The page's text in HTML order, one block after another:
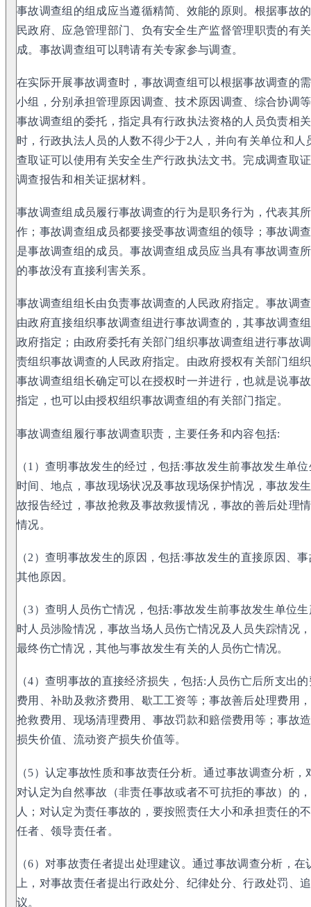
事故调查组的组成应当遵循精简、效能的原则。根据事故
民政府、应急管理部门、负有安全生产监督管理职责的有
成。事故调查组可以聘请有关专家参与调查。
在实际开展事故调查时，事故调查组可以根据事故调查的
小组，分别承担管理原因调查、技术原因调查、综合协调
事故调查组的委托，指定具有行政执法资格的人员负责相
时，行政执法人员的人数不得少于2人，并向有关单位和
查取证可以使用有关安全生产行政执法文书。完成调查取
调查报告和相关证据材料。
事故调查组成员履行事故调查的行为是职务行为，代表其
作；事故调查组成员都要接受事故调查组的领导；事故调
是事故调查组的成员。事故调查组成员应当具有事故调查
的事故没有直接利害关系。
事故调查组组长由负责事故调查的人民政府指定。事故调
由政府直接组织事故调查组进行事故调查的，其事故调查
政府指定；由政府委托有关部门组织事故调查组进行事故
责组织事故调查的人民政府指定。由政府授权有关部门组
事故调查组组长确定可以在授权时一并进行，也就是说事
指定，也可以由授权组织事故调查组的有关部门指定。
事故调查组履行事故调查职责，主要任务和内容包括:
（1）查明事故发生的经过，包括:事故发生前事故发生单
时间、地点，事故现场状况及事故现场保护情况，事故发
故报告经过，事故抢救及事故救援情况，事故的善后处理
情况。
（2）查明事故发生的原因，包括:事故发生的直接原因、
其他原因。
（3）查明人员伤亡情况，包括:事故发生前事故发生单位
时人员涉险情况，事故当场人员伤亡情况及人员失踪情况
最终伤亡情况，其他与事故发生有关的人员伤亡情况。
（4）查明事故的直接经济损失，包括:人员伤亡后所支出
费用、补助及救济费用、歇工工资等；事故善后处理费用
抢救费用、现场清理费用、事故罚款和赔偿费用等；事故
损失价值、流动资产损失价值等。
（5）认定事故性质和事故责任分析。通过事故调查分析
对认定为自然事故（非责任事故或者不可抗拒的事故）的
人；对认定为责任事故的，要按照责任大小和承担责任的
任者、领导责任者。
（6）对事故责任者提出处理建议。通过事故调查分析，
上，对事故责任者提出行政处分、纪律处分、行政处罚、
议。